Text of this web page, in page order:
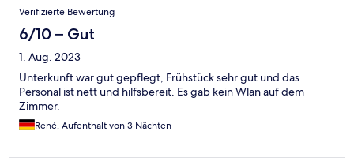
Verifizierte Bewertung
6/10 – Gut
1. Aug. 2023
Unterkunft war gut gepflegt, Frühstück sehr gut und das
Personal ist nett und hilfsbereit. Es gab kein Wlan auf dem
Zimmer.
René, Aufenthalt von 3 Nächten